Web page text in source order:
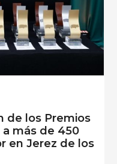
de los Premios
más de 450
en Jerez de los